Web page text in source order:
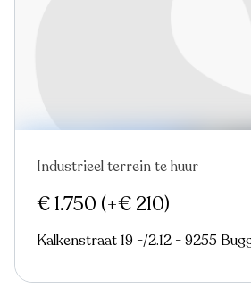
Nieuw
Industrieel terrein te huur
€ 1.750 (+€ 210)
Kalkenstraat 19 -/2.12 - 9255